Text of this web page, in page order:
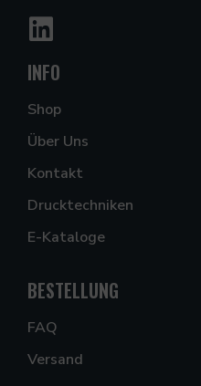
INFO
Shop
Über Uns
Kontakt
Drucktechniken
E-Kataloge
BESTELLUNG
FAQ
Versand